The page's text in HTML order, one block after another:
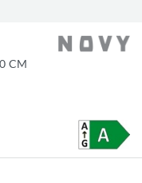
CM